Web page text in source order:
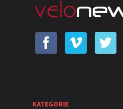
KATEGORIE